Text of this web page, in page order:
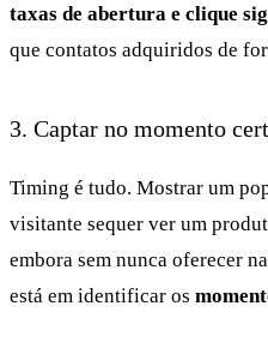
taxas de abertura e clique
que contatos adquiridos de
3. Captar no momento
Timing é tudo. Mostrar um
visitante sequer ver um
embora sem nunca oferecer
está em identificar os